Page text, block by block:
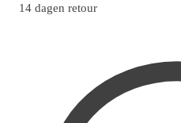
14 dagen retour